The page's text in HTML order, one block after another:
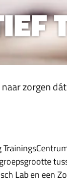
zorgen
Lab en een